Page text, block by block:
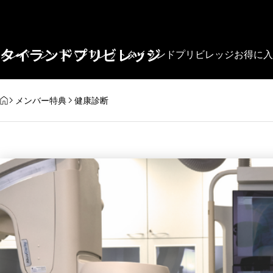
タイランドプリビレッジ
メンバーシップパンフレットタイランドプリビレッジお得に
【2026年版】移住・旅行前に知
っておくべきタイの気候と季節
バンコクに住んで
んな人たち？在住
2026.03.11
安心と信頼
HOME
メンバー特典 健康診断